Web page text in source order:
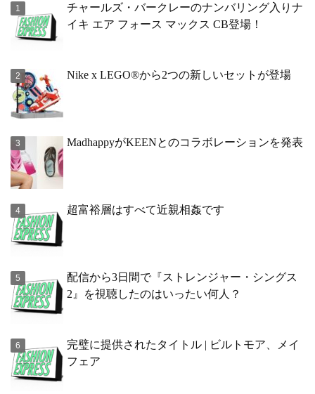
チャールズ・バークレーのナンバリング入りナ
イキ エア フォース マックス CB登場！
Nike x LEGO®から2つの新しいセットが登場
MadhappyがKEENとのコラボレーションを発表
超富裕層はすべて近親相姦です
配信から3日間で『ストレンジャー・シングス
2』を視聴したのはいったい何人？
完璧に提供されたタイトル | ビルトモア、メイ
フェア